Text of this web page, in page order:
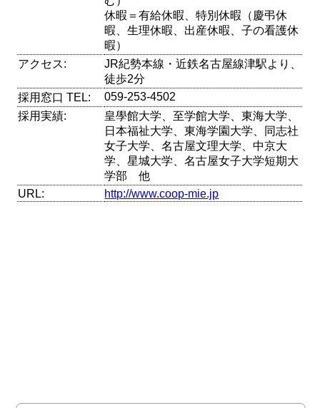
休暇＝有給休暇、特別休暇（慶弔休
暇、生理休暇、出産休暇、子の看護休
暇）
アクセス:
JR紀勢本線・近鉄名古屋線津駅より、
徒歩2分
採用窓口 TEL:
059-253-4502
採用実績:
皇學館大学、至学館大学、東海大学、
日本福祉大学、東海学園大学、同志社
女子大学、名古屋文理大学、中京大
学、星城大学、名古屋女子大学短期大
学部 他
URL:
http://www.coop-mie.jp